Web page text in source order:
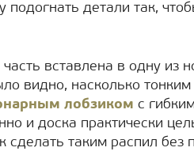
детали так,
вставлена в одну из
видно, насколько тонким
лобзиком с
и доска практически
таким распил без